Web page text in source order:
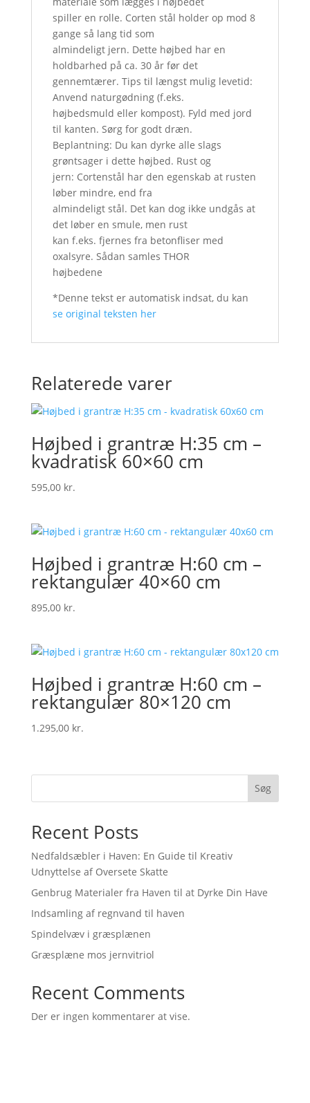
spiller en rolle. Corten stål holder op mod 8
gange så lang tid som
almindeligt jern. Dette højbed har en
holdbarhed på ca. 30 år før det
gennemtærer. Tips til længst mulig levetid:
Anvend naturgødning (f.eks.
højbedsmuld eller kompost). Fyld med jord
til kanten. Sørg for godt dræn.
Beplantning: Du kan dyrke alle slags
grøntsager i dette højbed. Rust og
jern: Cortenstål har den egenskab at rusten
løber mindre, end fra
almindeligt stål. Det kan dog ikke undgås at
det løber en smule, men rust
kan f.eks. fjernes fra betonfliser med
oxalsyre. Sådan samles THOR
højbedene
*Denne tekst er automatisk indsat, du kan
se original teksten her
Relaterede varer
Højbed i grantræ H:35 cm –
kvadratisk 60×60 cm
595,00 kr.
Højbed i grantræ H:60 cm –
rektangulær 40×60 cm
895,00 kr.
Højbed i grantræ H:60 cm –
rektangulær 80×120 cm
1.295,00 kr.
Søg
Recent Posts
Nedfaldsæbler i Haven: En Guide til Kreativ
Udnyttelse af Oversete Skatte
Genbrug Materialer fra Haven til at Dyrke Din Have
Indsamling af regnvand til haven
Spindelvæv i græsplænen
Græsplæne mos jernvitriol
Recent Comments
Der er ingen kommentarer at vise.